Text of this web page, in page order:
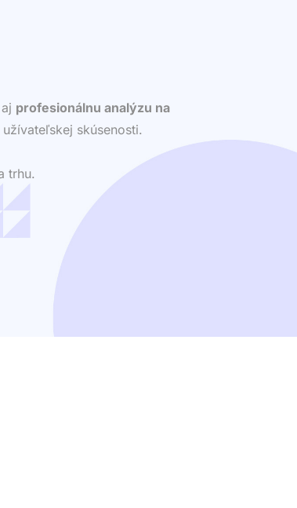
profesionálnu analýzu na
skúsenosti.
trhu.